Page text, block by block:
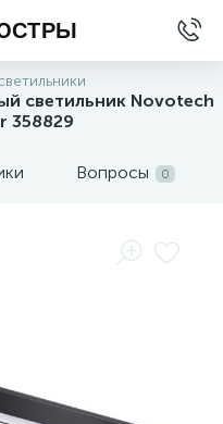
светильник Novotech
358829
Вопросы 0